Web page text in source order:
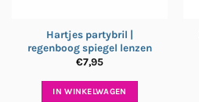
Hartjes partybril |
regenboog spiegel lenzen
€7,95
IN WINKELWAGEN